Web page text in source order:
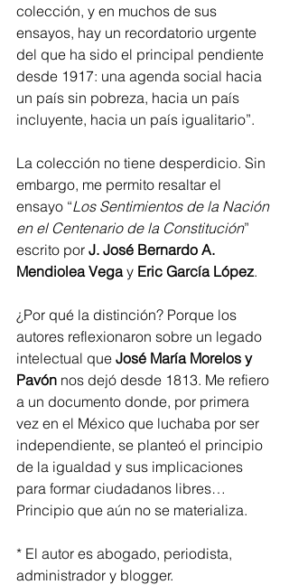
colección, y en muchos de sus
ensayos, hay un recordatorio urgente
del que ha sido el principal pendiente
desde 1917: una agenda social hacia
un país sin pobreza, hacia un país
incluyente, hacia un país igualitario”.
La colección no tiene desperdicio. Sin
embargo, me permito resaltar el
ensayo “Los Sentimientos de la Nación
en el Centenario de la Constitución”
escrito por J. José Bernardo A.
Mendiolea Vega y Eric García López.
¿Por qué la distinción? Porque los
autores reflexionaron sobre un legado
intelectual que José María Morelos y
Pavón nos dejó desde 1813. Me refiero
a un documento donde, por primera
vez en el México que luchaba por ser
independiente, se planteó el principio
de la igualdad y sus implicaciones
para formar ciudadanos libres…
Principio que aún no se materializa.
* El autor es abogado, periodista,
administrador y blogger.